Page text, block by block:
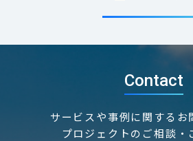
Contact
サービスや事例に関するお
プロジェクトのご相談・